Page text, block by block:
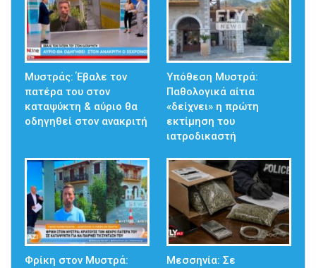
Μυστράς: Έβαλε τον
πατέρα του στον
καταψύκτη & αύριο θα
οδηγηθεί στον ανακριτή
Υπόθεση Μυστρά:
Παθολογικά αίτια
«δείχνει» η πρώτη
εκτίμηση του
ιατροδικαστή
Φρίκη στον Μυστρά:
Μεσσηνία: Σε